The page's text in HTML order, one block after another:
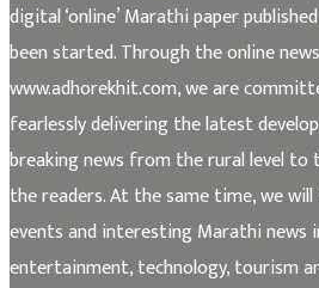
digital ‘online’ Marathi paper
been started. Through the online
www.adhorekhit.com, we are
fearlessly delivering the latest
breaking news from the rural level to
the readers. At the same time, we
events and interesting Marathi news
entertainment, technology, tourism